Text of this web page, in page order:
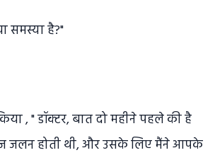
समस्या है?"
, " डॉक्टर, बात दो महीने पहले की है
जलन होती थी, और उसके लिए मैंने आपके